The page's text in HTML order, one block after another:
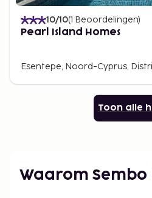
10/10(1 Beoordelingen)
Pearl Island Homes
Esentepe, Noord-Cyprus,
Toon alle
Waarom Sembo